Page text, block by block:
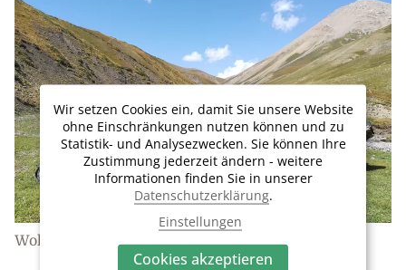
Wohlverdiente Pause unterwegs.
Wir setzen Cookies ein, damit Sie unsere Website
ohne Einschränkungen nutzen können und zu
Statistik- und Analysezwecken. Sie können Ihre
Zustimmung jederzeit ändern - weitere
Informationen finden Sie in unserer
Datenschutzerklärung.
Einstellungen
Cookies akzeptieren